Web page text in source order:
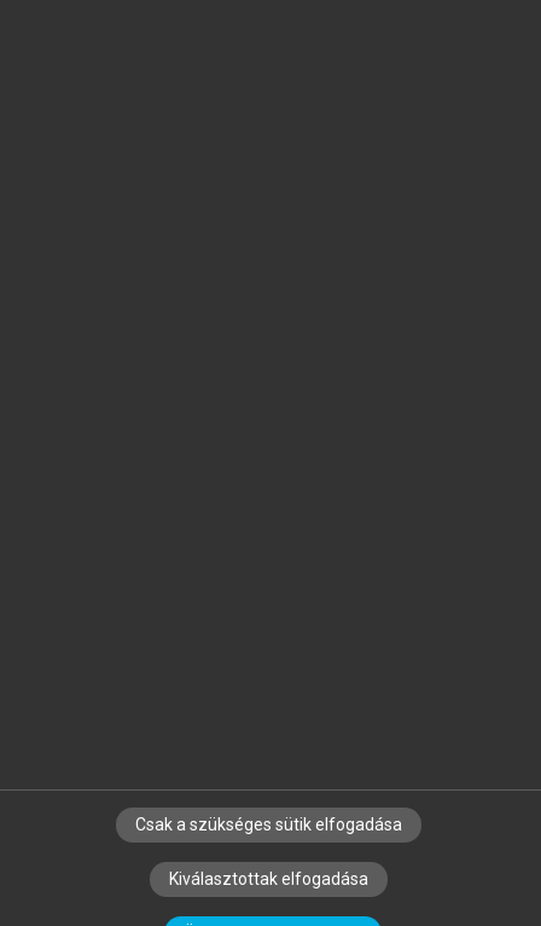
SZERZŐKNEK CÉGEKNEK KÖNYVTÁROSOKNAK
SZERKESZTÉSI ÉS LEKTORÁLÁSI ALAPELVEK
Csak a szükséges sütik elfogadása
Kiválasztottak elfogadása